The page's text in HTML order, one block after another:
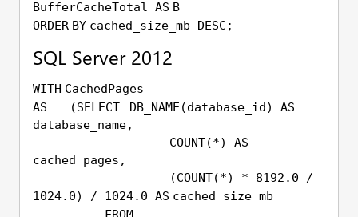
BufferCacheTotal AS B
ORDER BY cached_size_mb DESC ;
SQL Server 2012
WITH CachedPages
AS
(SELECT DB_NAME(database_id) AS
database_name,
COUNT(*) AS
cached_pages,
(COUNT(*) * 8192.0 /
1024.0) / 1024.0 AS cached_size_mb